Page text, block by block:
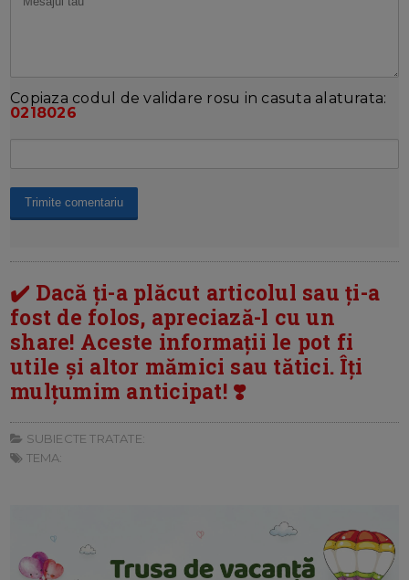
Copiaza codul de validare rosu in casuta alaturata:
0218026
✔️ Dacă ți-a plăcut articolul sau ți-a
fost de folos, apreciază-l cu un
share! Aceste informații le pot fi
utile și altor mămici sau tătici. Îți
mulțumim anticipat! ❣️
SUBIECTE TRATATE:
TEMA: